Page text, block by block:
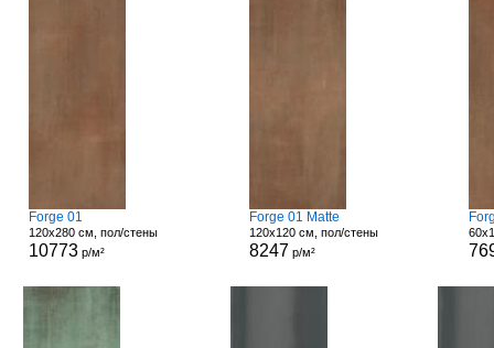
Forge 01
120x280 см, пол/стены
10773 р/м²
Forge 01 Matte
120x120 см, пол/стены
8247 р/м²